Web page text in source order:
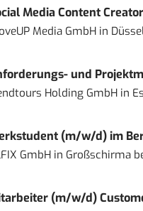
Media Content
Media GmbHin
und
Holding GmbHin
(m/w/d) im
GmbHin Großschirma
(m/w/d)